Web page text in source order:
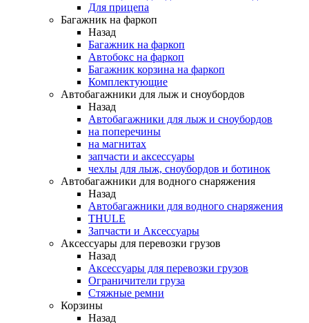
Для прицепа
Багажник на фаркоп
Назад
Багажник на фаркоп
Автобокс на фаркоп
Багажник корзина на фаркоп
Комплектующие
Автобагажники для лыж и сноубордов
Назад
Автобагажники для лыж и сноубордов
на поперечины
на магнитах
запчасти и аксессуары
чехлы для лыж, сноубордов и ботинок
Автобагажники для водного снаряжения
Назад
Автобагажники для водного снаряжения
THULE
Запчасти и Аксессуары
Аксессуары для перевозки грузов
Назад
Аксессуары для перевозки грузов
Ограничители груза
Стяжные ремни
Корзины
Назад